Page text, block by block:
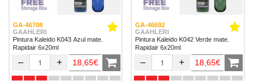
GA-46708
GAAHLERI
Pintura Kaleido K043 Azul mate.
Rapidair 6x20ml
– + 18,65€
GA-46692
GAAHLERI
Pintura Kaleido K042 Verde mate.
Rapidair 6x20ml
– + 18,65€